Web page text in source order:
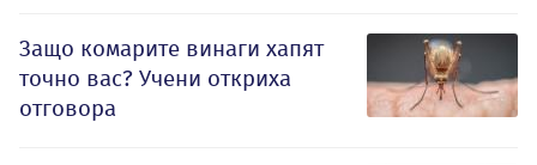
Защо комарите винаги хапят
точно вас? Учени откриха
отговора